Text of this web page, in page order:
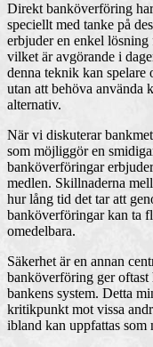
Direkt banköverföring
speciellt med tanke på
erbjuder en enkel
vilket är avgörande i
denna teknik kan spelare
utan att behöva använda
alternativ.
När vi diskuterar
som möjliggör en
banköverföringar
medlen. Skillnaderna
hur lång tid det tar att
banköverföringar kan ta
omedelbara.
Säkerhet är en annan
banköverföring ger oftast
bankens system. Detta
kritikpunkt mot vissa
ibland kan uppfattas som